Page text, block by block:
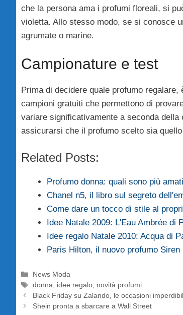
che la persona ama i profumi floreali, si
violetta. Allo stesso modo, se si conosce
agrumate o marine.
Campionature e test
Prima di decidere quale profumo
campioni gratuiti che permettono di
variare significativamente a seconda
assicurarsi che il profumo scelto sia
Related Posts:
Profumo donna: quali sono più
Chanel n5, il libro sul segreto
Come dare un tocco di stile al
Idee Natale 2009: L'Eau Ambrée di
Idee regalo Natale 2010: Acqua di
Paris Hilton, il nuovo profumo Siren
Categorie
News Moda
Tag
donna, idee regalo, novità profumi
Black Friday su Zalando, le occasioni
Shein pronta a sbarcare a Wall Street